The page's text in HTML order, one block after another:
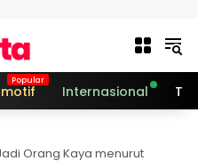
Internasional
Orang Kaya menurut